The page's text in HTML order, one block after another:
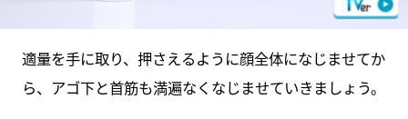
適量を手に取り、押さえるように顔全体になじませてか
ら、アゴ下と首筋も満遍なくなじませていきましょう。